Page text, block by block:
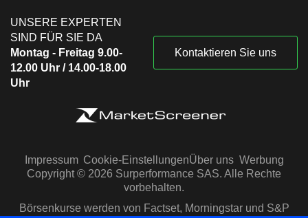
UNSERE EXPERTEN
SIND FÜR SIE DA
Montag - Freitag 9.00-
12.00 Uhr / 14.00-18.00
Uhr
Kontaktieren Sie uns
Impressum Cookie-EinstellungenÜber uns Werbung
Copyright © 2026 Surperformance SAS. Alle Rechte
vorbehalten.
Börsenkurse werden von Factset, Morningstar und S&P